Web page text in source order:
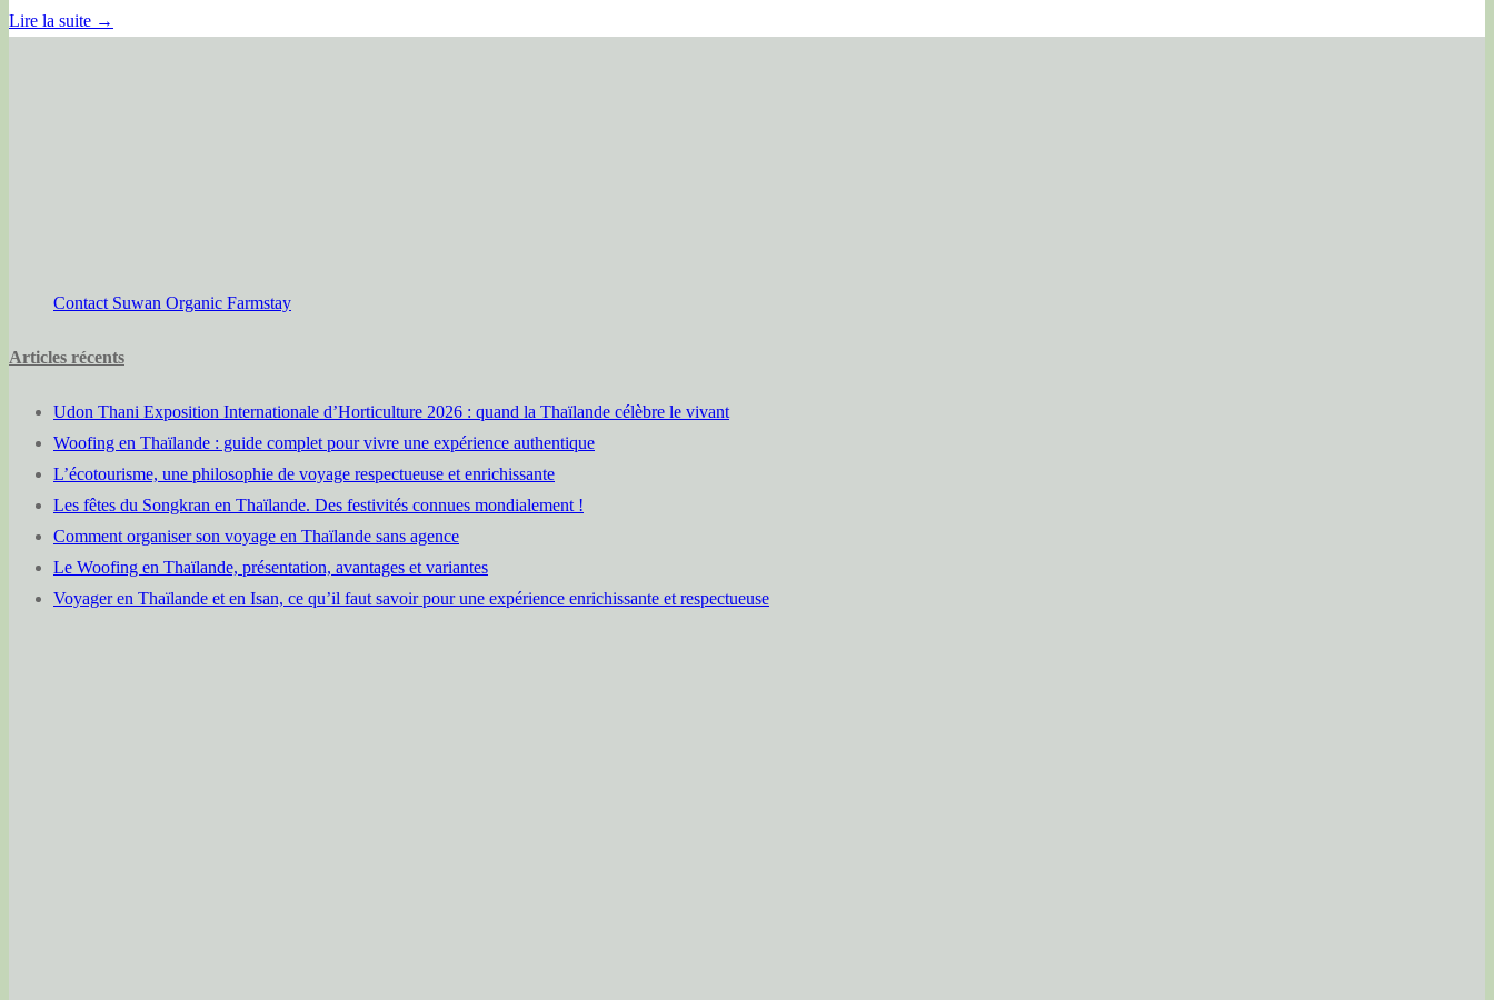
Lire la suite →
Contact Suwan Organic Farmstay
Articles récents
Udon Thani Exposition Internationale d’Horticulture 2026 : quand la Thaïlande célèbre le vivant
Woofing en Thaïlande : guide complet pour vivre une expérience authentique
L’écotourisme, une philosophie de voyage respectueuse et enrichissante
Les fêtes du Songkran en Thaïlande. Des festivités connues mondialement !
Comment organiser son voyage en Thaïlande sans agence
Le Woofing en Thaïlande, présentation, avantages et variantes
Voyager en Thaïlande et en Isan, ce qu’il faut savoir pour une expérience enrichissante et respectueuse